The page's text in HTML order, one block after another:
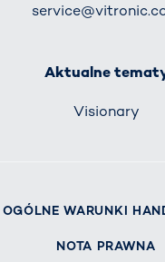
Aktualne
Visionary
OGÓLNE WARUNKI
NOTA PRAWNA